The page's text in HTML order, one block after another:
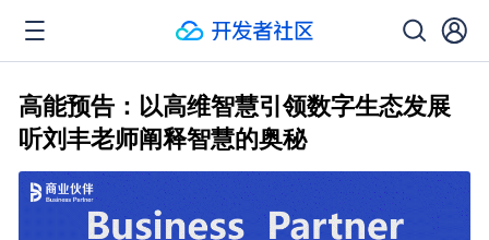
高能预告：以高维智慧引领数字生态发展
听刘丰老师阐释智慧的奥秘